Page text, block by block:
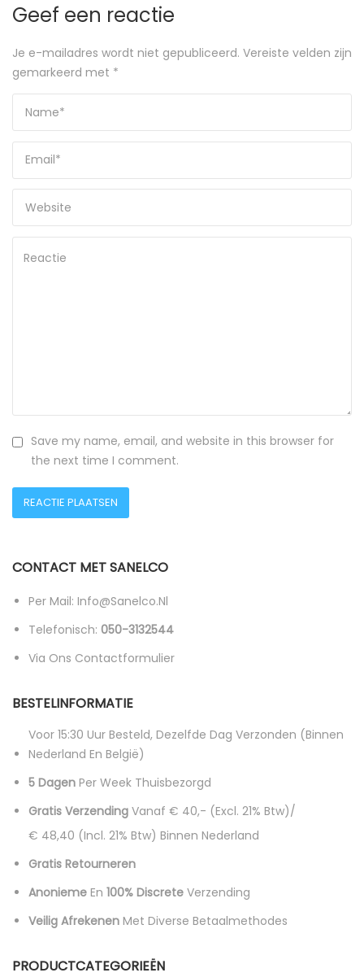
Geef een reactie
Je e-mailadres wordt niet gepubliceerd. Vereiste velden zijn
gemarkeerd met *
Save my name, email, and website in this browser for
the next time I comment.
CONTACT MET SANELCO
Per Mail: Info@sanelco.nl
Telefonisch: 050-3132544
Via Ons Contactformulier
BESTELINFORMATIE
Voor 15:30 Uur Besteld, Dezelfde Dag Verzonden (binnen
Nederland En België)
5 Dagen Per Week Thuisbezorgd
Gratis Verzending Vanaf € 40,- (excl. 21% Btw)/
€ 48,40 (incl. 21% Btw) Binnen Nederland
Gratis Retourneren
Anonieme En 100% Discrete Verzending
Veilig Afrekenen Met Diverse Betaalmethodes
PRODUCTCATEGORIEËN